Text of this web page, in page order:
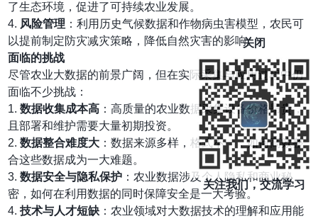
了生态环境，促进了可持续农业发展。
4. 风险管理 ：利用历史气候数据和作物病虫害模型，农民可
以提前制定防灾减灾策略，降低自然灾害的影响。
面临的挑战
尽管农业大数据的前景广阔，但在实际采集与应用过程中仍
面临不少挑战：
1.数据收集成本高 ：高质量的农业数据采集设备价格昂贵，
且部署和维护需要大量初期投资。
2.数据整合难度大 ：数据来源多样，格式不一，如何高效整
合这些数据成为一大难题。
3.数据安全与隐私保护 ：农业数据涉及个人隐私和商业秘
密，如何在利用数据的同时保障安全是一大考验。
4.技术与人才短缺 ：农业领域对大数据技术的理解和应用能
关闭
关注我们，交流学习